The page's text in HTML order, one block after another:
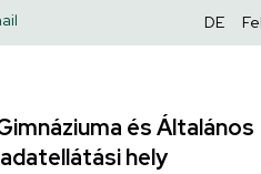
Felső
DE
és Általános
hely